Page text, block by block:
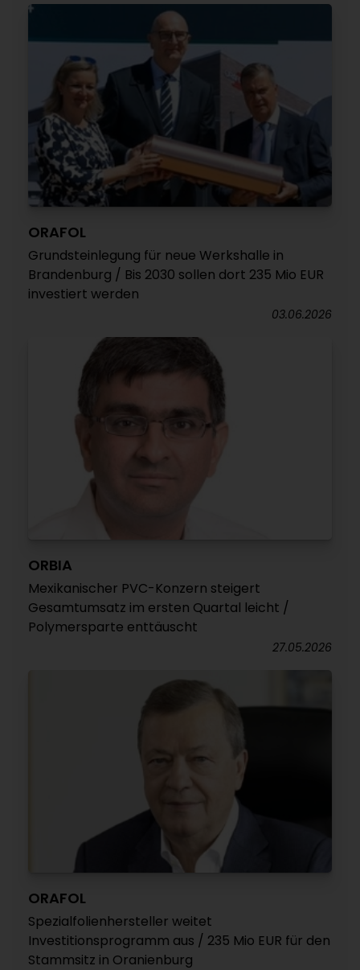
ORAFOL
Grundsteinlegung für neue Werkshalle in
Brandenburg / Bis 2030 sollen dort 235 Mio EUR
investiert werden
03.06.2026
ORBIA
Mexikanischer PVC-Konzern steigert
Gesamtumsatz im ersten Quartal leicht /
Polymersparte enttäuscht
27.05.2026
ORAFOL
Spezialfolienhersteller weitet
Investitionsprogramm aus / 235 Mio EUR für den
Stammsitz in Oranienburg